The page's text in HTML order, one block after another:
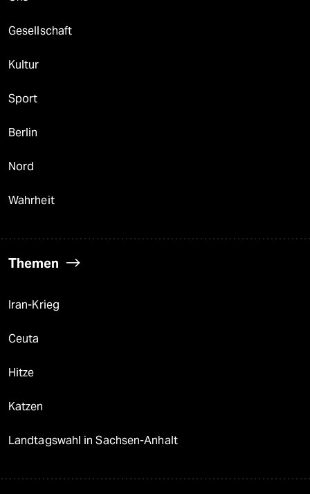
Gesellschaft
Kultur
Sport
Berlin
Nord
Wahrheit
Themen
Iran-Krieg
Ceuta
Hitze
Katzen
Landtagswahl in Sachsen-Anhalt